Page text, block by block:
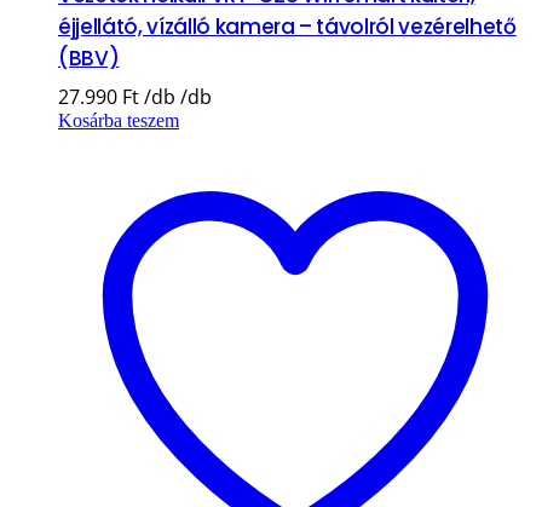
éjjellátó, vízálló kamera – távolról vezérelhető
(BBV)
27.990 Ft
Kosárba teszem